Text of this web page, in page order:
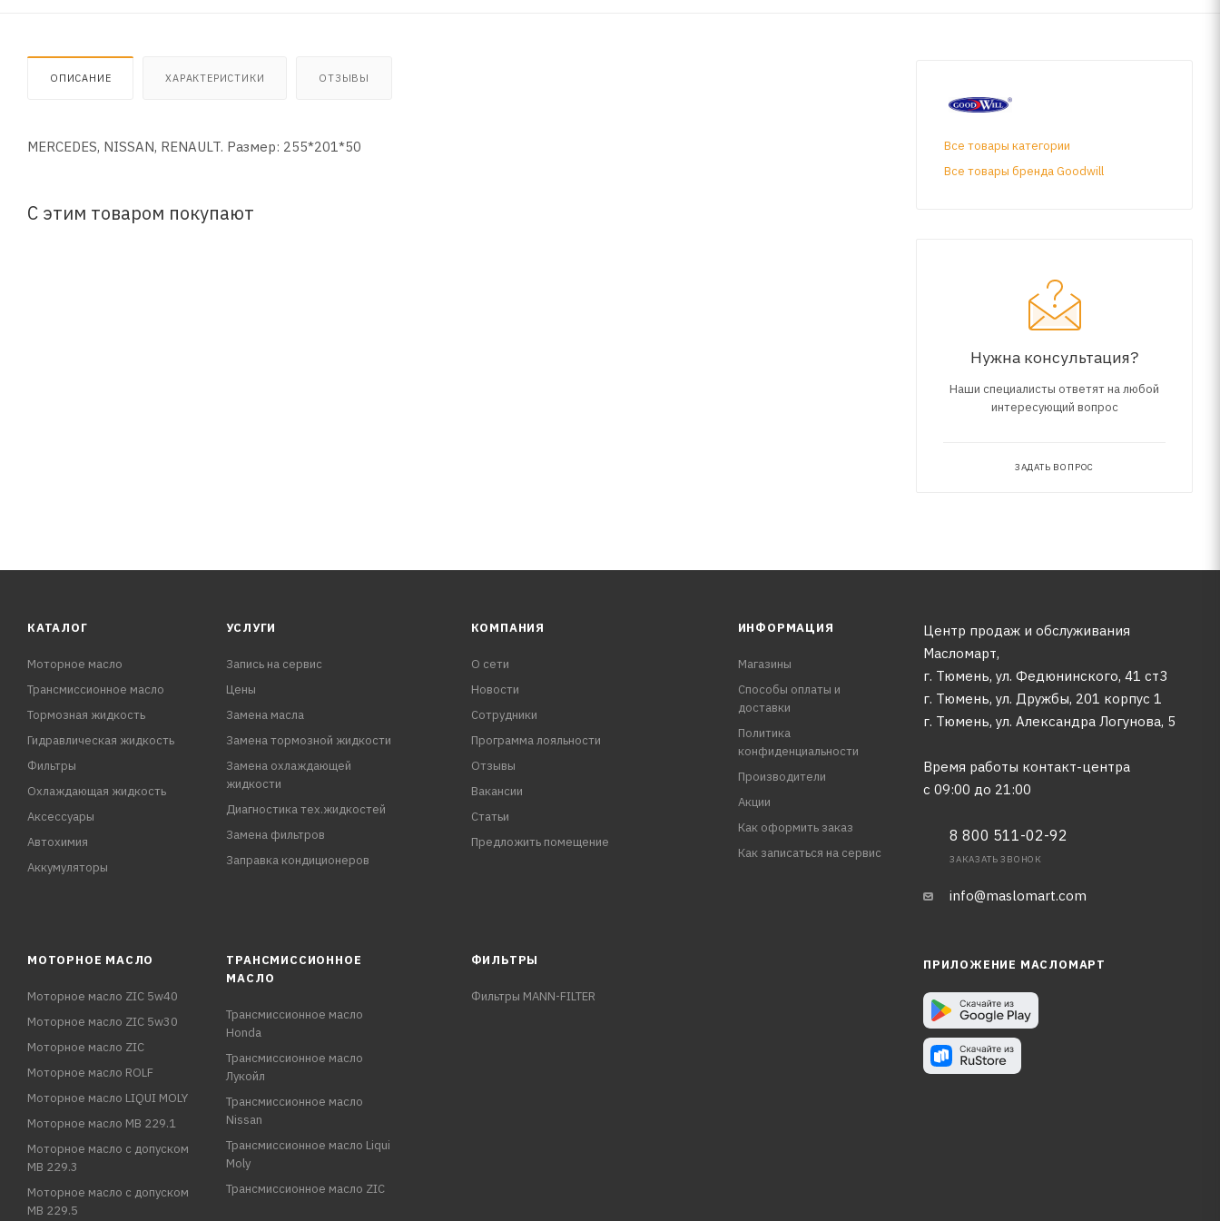
ОПИСАНИЕ ХАРАКТЕРИСТИКИ ОТЗЫВЫ
MERCEDES, NISSAN, RENAULT. Размер: 255*201*50
С этим товаром покупают
Все товары категории
Все товары бренда Goodwill
Нужна консультация?
Наши специалисты ответят на любой
интересующий вопрос
ЗАДАТЬ ВОПРОС
КАТАЛОГ
Моторное масло
Трансмиссионное масло
Тормозная жидкость
Гидравлическая жидкость
Фильтры
Охлаждающая жидкость
Аксессуары
Автохимия
Аккумуляторы
УСЛУГИ
Запись на сервис
Цены
Замена масла
Замена тормозной жидкости
Замена охлаждающей
жидкости
Диагностика тех.жидкостей
Замена фильтров
Заправка кондиционеров
КОМПАНИЯ
О сети
Новости
Сотрудники
Программа лояльности
Отзывы
Вакансии
Статьи
Предложить помещение
ИНФОРМАЦИЯ
Магазины
Способы оплаты и
доставки
Политика
конфиденциальности
Производители
Акции
Как оформить заказ
Как записаться на сервис
Центр продаж и обслуживания
Масломарт,
г. Тюмень, ул. Федюнинского, 41 ст3
г. Тюмень, ул. Дружбы, 201 корпус 1
г. Тюмень, ул. Александра Логунова, 5
Время работы контакт-центра
с 09:00 до 21:00
8 800 511-02-92
ЗАКАЗАТЬ ЗВОНОК
info@maslomart.com
МОТОРНОЕ МАСЛО
Моторное масло ZIC 5w40
Моторное масло ZIC 5w30
Моторное масло ZIC
Моторное масло ROLF
Моторное масло LIQUI MOLY
Моторное масло MB 229.1
Моторное масло с допуском
MB 229.3
Моторное масло с допуском
MB 229.5
ТРАНСМИССИОННОЕ
МАСЛО
Трансмиссионное масло
Honda
Трансмиссионное масло
Лукойл
Трансмиссионное масло
Nissan
Трансмиссионное масло Liqui
Moly
Трансмиссионное масло ZIC
ФИЛЬТРЫ
Фильтры MANN-FILTER
ПРИЛОЖЕНИЕ МАСЛОМАРТ